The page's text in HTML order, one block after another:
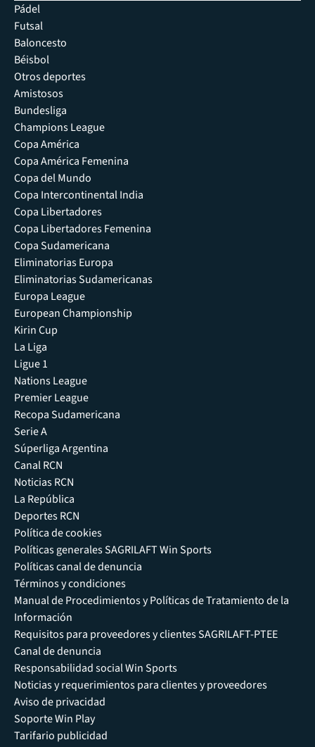
Pádel
Futsal
Baloncesto
Béisbol
Otros deportes
Amistosos
Bundesliga
Champions League
Copa América
Copa América Femenina
Copa del Mundo
Copa Intercontinental India
Copa Libertadores
Copa Libertadores Femenina
Copa Sudamericana
Eliminatorias Europa
Eliminatorias Sudamericanas
Europa League
European Championship
Kirin Cup
La Liga
Ligue 1
Nations League
Premier League
Recopa Sudamericana
Serie A
Súperliga Argentina
Canal RCN
Noticias RCN
La República
Deportes RCN
Política de cookies
Políticas generales SAGRILAFT Win Sports
Políticas canal de denuncia
Términos y condiciones
Manual de Procedimientos y Políticas de Tratamiento de la
Información
Requisitos para proveedores y clientes SAGRILAFT-PTEE
Canal de denuncia
Responsabilidad social Win Sports
Noticias y requerimientos para clientes y proveedores
Aviso de privacidad
Soporte Win Play
Tarifario publicidad